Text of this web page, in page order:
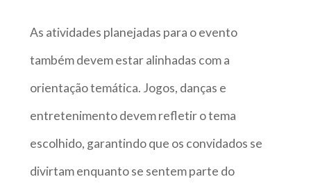
As atividades planejadas para o evento
também devem estar alinhadas com a
orientação temática. Jogos, danças e
entretenimento devem refletir o tema
escolhido, garantindo que os convidados se
divirtam enquanto se sentem parte do